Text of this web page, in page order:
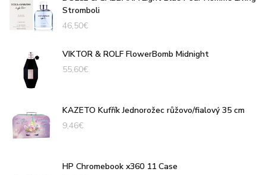
Stromboli
46,50€
VIKTOR & ROLF FlowerBomb Midnight
55,60€
KAZETO Kufřík Jednorožec růžovo/fialový 35 cm
9,46€
HP Chromebook x360 11 Case